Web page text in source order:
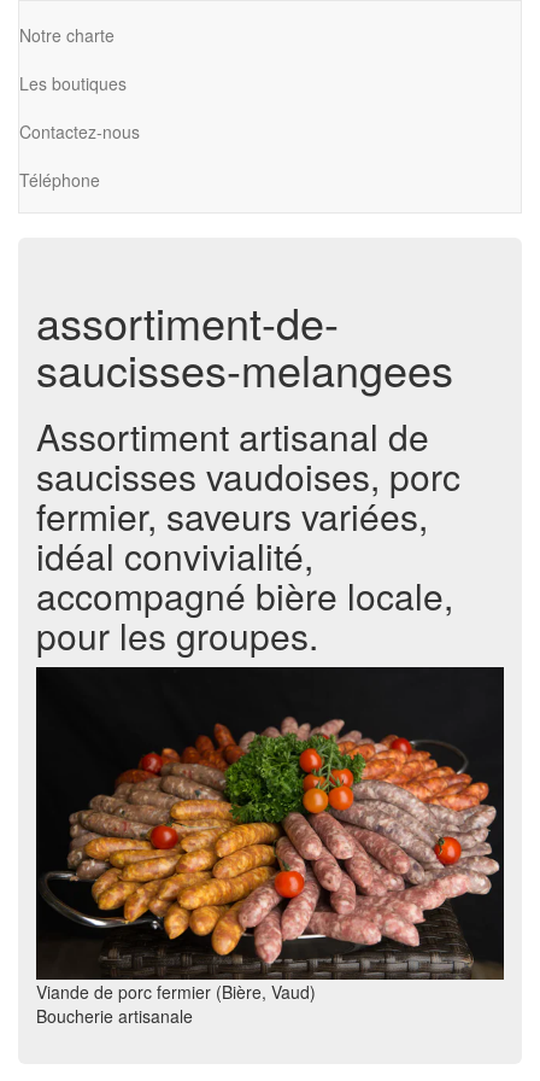
Notre charte
Les boutiques
Contactez-nous
Téléphone
assortiment-de-
saucisses-melangees
Assortiment artisanal de
saucisses vaudoises, porc
fermier, saveurs variées,
idéal convivialité,
accompagné bière locale,
pour les groupes.
Viande de porc fermier (Bière, Vaud)
Boucherie artisanale